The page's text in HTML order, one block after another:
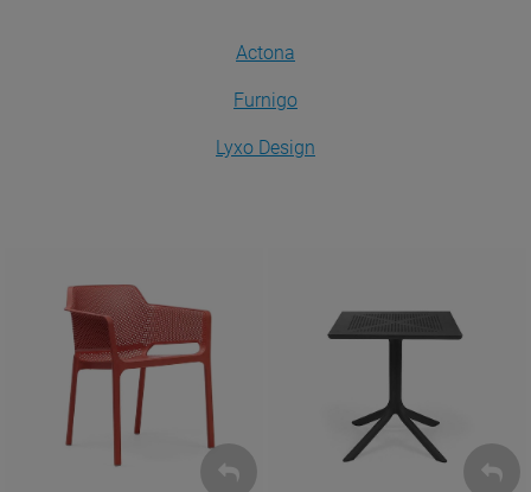
Actona
Furnigo
Lyxo Design